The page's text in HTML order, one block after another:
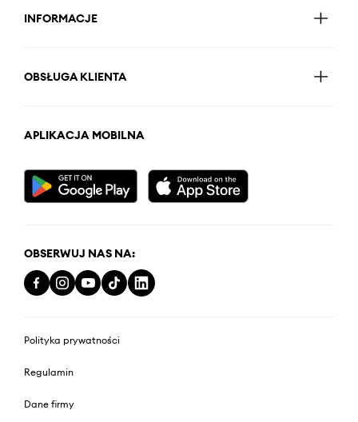
INFORMACJE
OBSŁUGA KLIENTA
APLIKACJA MOBILNA
OBSERWUJ NAS NA:
Polityka prywatności
Regulamin
Dane firmy